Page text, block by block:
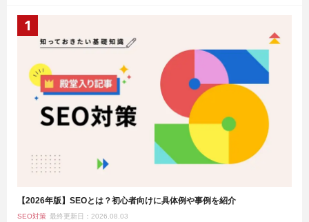
【2026年版】SEOとは？初心者向けに具体例や事例を紹介
SEO対策 最終更新日：2026.08.03